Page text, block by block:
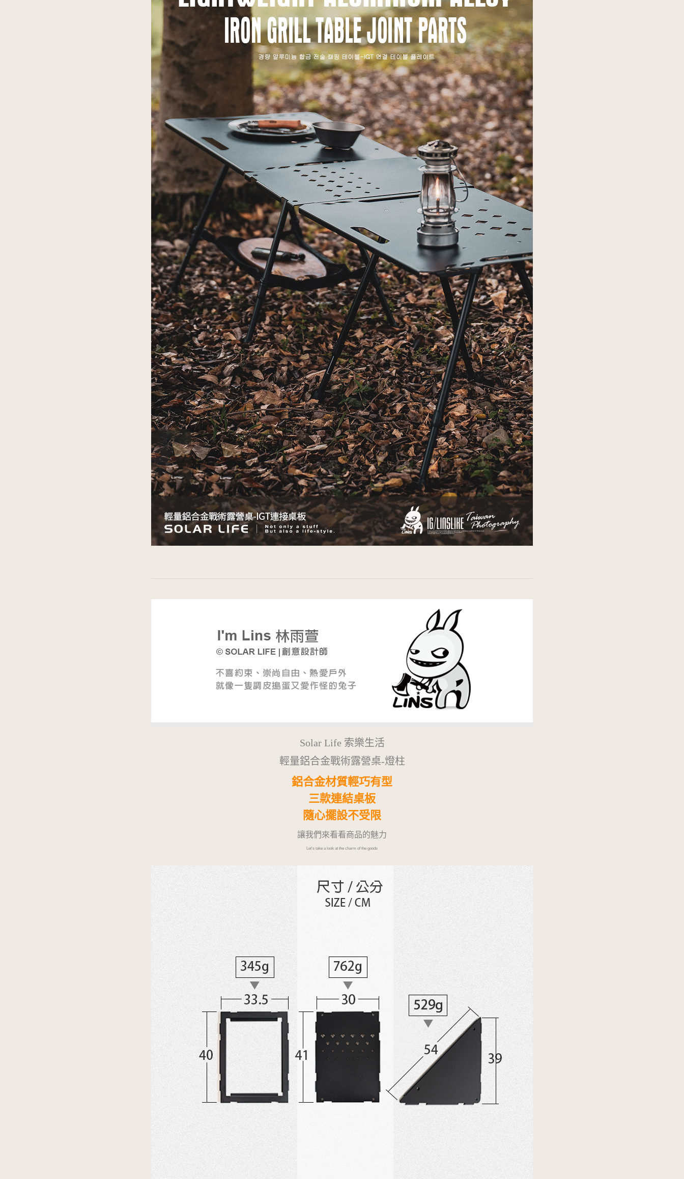
Solar Life 索樂生活
輕量鋁合金戰術露營桌-燈柱
鋁合金材質輕巧有型
三款連結桌板
隨心擺設不受限
讓我們來看看商品的魅力
Let's take a look at the charm of the goods